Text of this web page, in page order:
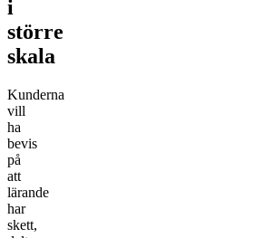
i
större
skala
Kunderna
vill
ha
bevis
på
att
lärande
har
skett,